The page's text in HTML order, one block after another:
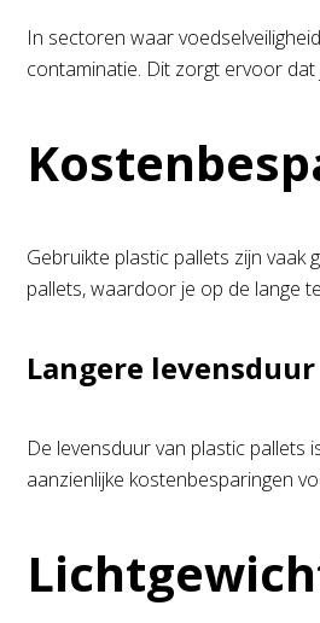
In sectoren waar
contaminatie. Dit zorgt ervoor
Gebruikte plastic pallets zijn
pallets, waardoor je op de lange
Langere levensduur
De levensduur van plastic pallets
aanzienlijke kostenbesparingen